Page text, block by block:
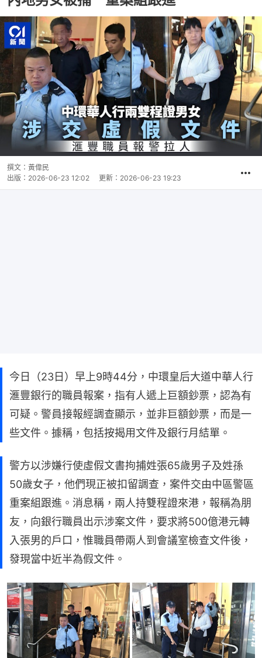
撰文： 黃偉民
出版： 2026-06-23 12:02 更新： 2026-06-23 19:23
今日（23日）早上9時44分，中環皇后大道中華人行
滙豐銀行的職員報案，指有人遞上巨額鈔票，認為有
可疑。警員接報經調查顯示，並非巨額鈔票，而是一
些文件。據稱，包括按揭用文件及銀行月結單。
警方以涉嫌行使虛假文書拘捕姓張65歲男子及姓孫
50歲女子，他們現正被扣留調查，案件交由中區警區
重案組跟進。消息稱，兩人持雙程證來港，報稱為朋
友，向銀行職員出示涉案文件，要求將500億港元轉
入張男的戶口，惟職員帶兩人到會議室檢查文件後，
發現當中近半為假文件。